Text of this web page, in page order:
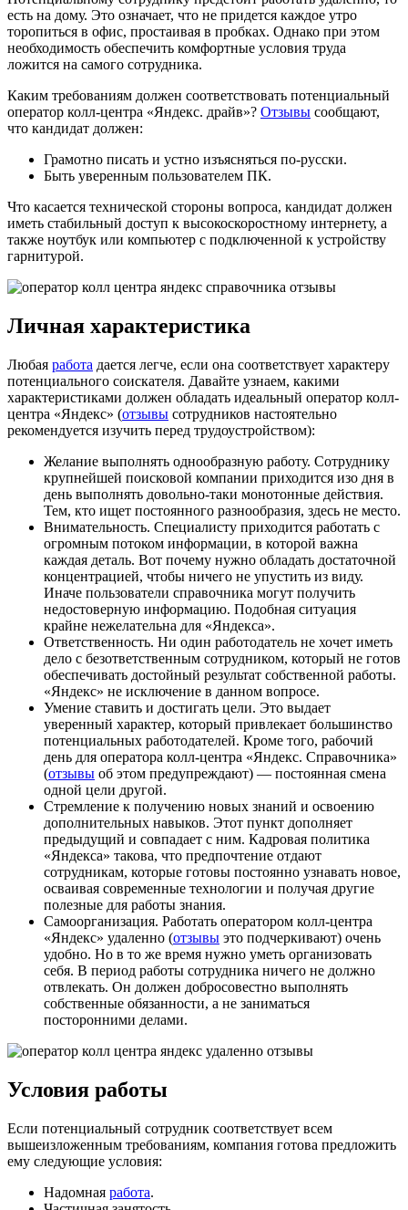
есть на дому. Это означает, что не придется каждое утро
торопиться в офис, простаивая в пробках. Однако при этом
необходимость обеспечить комфортные условия труда
ложится на самого сотрудника.
Каким требованиям должен соответствовать потенциальный
оператор колл-центра «Яндекс. драйв»? Отзывы сообщают,
что кандидат должен:
Грамотно писать и устно изъясняться по-русски.
Быть уверенным пользователем ПК.
Что касается технической стороны вопроса, кандидат должен
иметь стабильный доступ к высокоскоростному интернету, а
также ноутбук или компьютер с подключенной к устройству
гарнитурой.
Личная характеристика
Любая работа дается легче, если она соответствует характеру
потенциального соискателя. Давайте узнаем, какими
характеристиками должен обладать идеальный оператор колл-
центра «Яндекс» (отзывы сотрудников настоятельно
рекомендуется изучить перед трудоустройством):
Желание выполнять однообразную работу. Сотруднику
крупнейшей поисковой компании приходится изо дня в
день выполнять довольно-таки монотонные действия.
Тем, кто ищет постоянного разнообразия, здесь не место.
Внимательность. Специалисту приходится работать с
огромным потоком информации, в которой важна
каждая деталь. Вот почему нужно обладать достаточной
концентрацией, чтобы ничего не упустить из виду.
Иначе пользователи справочника могут получить
недостоверную информацию. Подобная ситуация
крайне нежелательна для «Яндекса».
Ответственность. Ни один работодатель не хочет иметь
дело с безответственным сотрудником, который не готов
обеспечивать достойный результат собственной работы.
«Яндекс» не исключение в данном вопросе.
Умение ставить и достигать цели. Это выдает
уверенный характер, который привлекает большинство
потенциальных работодателей. Кроме того, рабочий
день для оператора колл-центра «Яндекс. Справочника»
(отзывы об этом предупреждают) — постоянная смена
одной цели другой.
Стремление к получению новых знаний и освоению
дополнительных навыков. Этот пункт дополняет
предыдущий и совпадает с ним. Кадровая политика
«Яндекса» такова, что предпочтение отдают
сотрудникам, которые готовы постоянно узнавать новое,
осваивая современные технологии и получая другие
полезные для работы знания.
Самоорганизация. Работать оператором колл-центра
«Яндекс» удаленно (отзывы это подчеркивают) очень
удобно. Но в то же время нужно уметь организовать
себя. В период работы сотрудника ничего не должно
отвлекать. Он должен добросовестно выполнять
собственные обязанности, а не заниматься
посторонними делами.
Условия работы
Если потенциальный сотрудник соответствует всем
вышеизложенным требованиям, компания готова предложить
ему следующие условия:
Надомная работа.